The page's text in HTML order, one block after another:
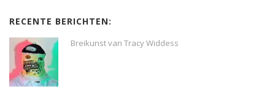
RECENTE BERICHTEN:
Breikunst van Tracy Widdess